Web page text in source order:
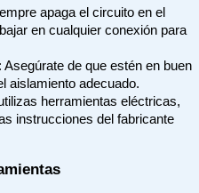
apaga el circuito en el
en cualquier conexión para
: Asegúrate de que estén en buen
aislamiento adecuado.
herramientas eléctricas,
instrucciones del fabricante